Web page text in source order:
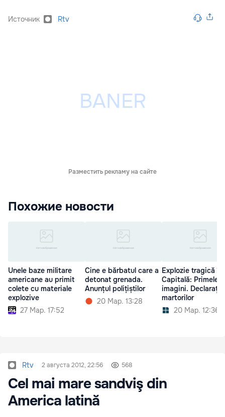
Источник Rtv
Разместить рекламу на сайте
Похожие новости
Unele baze militare
americane au primit
colete cu materiale
explozive
27 Мар. 17:52
Cine e bărbatul care a
detonat grenada.
Anunțul polițiștilor
20 Мар. 13:28
Explozie tragică în
Capitală: Primele
imagini.
martorilor
20 Мар. 12:36
Rtv 2 августа 2012, 22:56 568
Cel mai mare sandviş din
America latină